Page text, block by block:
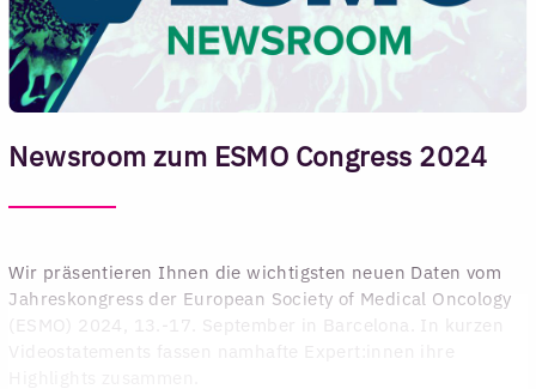
Newsroom zum ESMO Congress 2024
Wir präsentieren Ihnen die wichtigsten neuen Daten vom
Jahreskongress der European Society of Medical Oncology
(ESMO) 2024, 13.-17. September in Barcelona. In kurzen